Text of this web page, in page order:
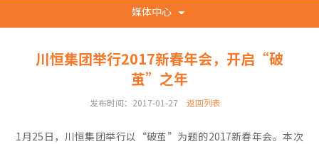
媒体中心
川恒集团举行2017新春年会，开启“破
茧”之年
发布时间：2017-01-27 返回列表
1月25日，川恒集团举行以“破茧”为题的2017新春年会。本次